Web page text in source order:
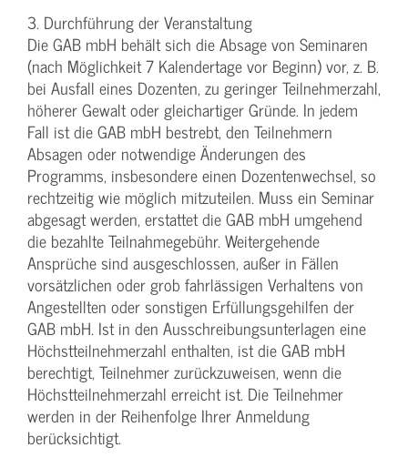
3. Durchführung der Veranstaltung
Die GAB mbH behält sich die Absage von Seminaren
(nach Möglichkeit 7 Kalendertage vor Beginn) vor, z. B.
bei Ausfall eines Dozenten, zu geringer Teilnehmerzahl,
höherer Gewalt oder gleichartiger Gründe. In jedem
Fall ist die GAB mbH bestrebt, den Teilnehmern
Absagen oder notwendige Änderungen des
Programms, insbesondere einen Dozentenwechsel, so
rechtzeitig wie möglich mitzuteilen. Muss ein Seminar
abgesagt werden, erstattet die GAB mbH umgehend
die bezahlte Teilnahmegebühr. Weitergehende
Ansprüche sind ausgeschlossen, außer in Fällen
vorsätzlichen oder grob fahrlässigen Verhaltens von
Angestellten oder sonstigen Erfüllungsgehilfen der
GAB mbH. Ist in den Ausschreibungsunterlagen eine
Höchstteilnehmerzahl enthalten, ist die GAB mbH
berechtigt, Teilnehmer zurückzuweisen, wenn die
Höchstteilnehmerzahl erreicht ist. Die Teilnehmer
werden in der Reihenfolge Ihrer Anmeldung
berücksichtigt.